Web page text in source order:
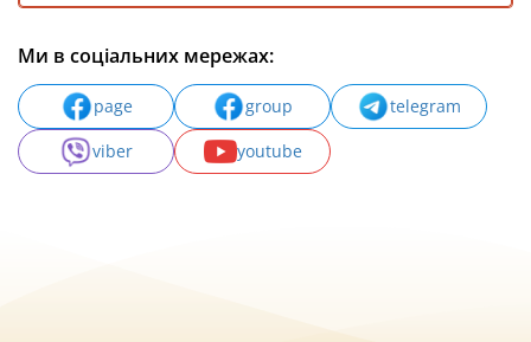
Ми в соціальних мережах:
page group
telegram
viber
youtube